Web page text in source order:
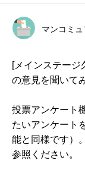
マンコミ
[メインステージ
の意見を聞いて
投票アンケート
たいアンケート
能と同様です）
参照ください。